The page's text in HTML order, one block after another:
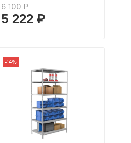
6 100 ₽
5 222 ₽
-14%